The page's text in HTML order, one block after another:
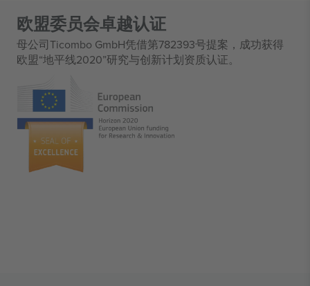
欧盟委员会卓越认证
母公司Ticombo GmbH凭借第782393号提案，成功获得
欧盟“地平线2020”研究与创新计划资质认证。